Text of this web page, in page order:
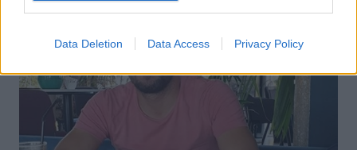
Data Deletion Data Access Privacy Policy